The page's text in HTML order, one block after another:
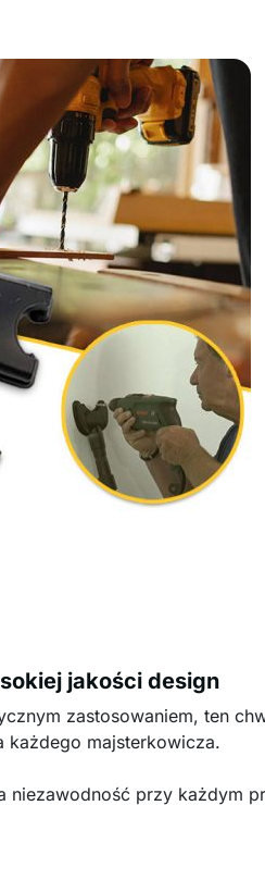
jakości design
zastosowaniem, ten
każdego majsterkowicza.
niezawodność przy każdym